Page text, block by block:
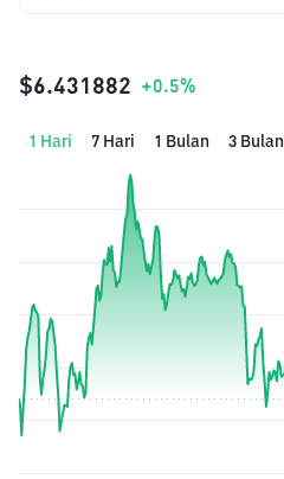
IDR - Rp
$6.431882 +0.5%
1 Hari 7 Hari 1 Bulan 3 Bulan